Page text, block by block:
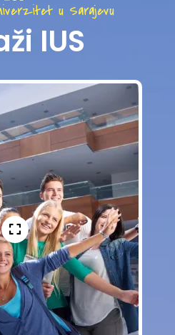
u Sarajevu
IUS